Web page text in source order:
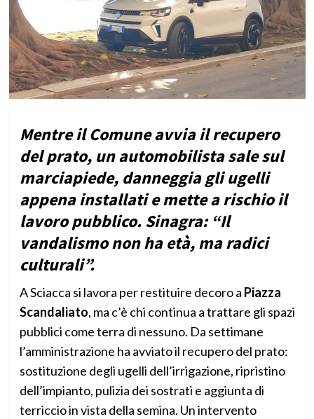
Mentre il Comune avvia il recupero
del prato, un automobilista sale sul
marciapiede, danneggia gli ugelli
appena installati e mette a rischio il
lavoro pubblico. Sinagra: “Il
vandalismo non ha età, ma radici
culturali”.
A Sciacca si lavora per restituire decoro a Piazza
Scandaliato, ma c’è chi continua a trattare gli spazi
pubblici come terra di nessuno. Da settimane
l’amministrazione ha avviato il recupero del prato:
sostituzione degli ugelli dell’irrigazione, ripristino
dell’impianto, pulizia dei sostrati e aggiunta di
terriccio in vista della semina. Un intervento